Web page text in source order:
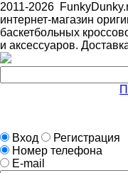
2011-2026
интернет-магазин
баскетбольных
и аксессуаров.
Вход
Регистрация
Номер телефона
E-mail